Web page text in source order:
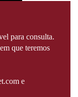
para consulta.
que teremos
e